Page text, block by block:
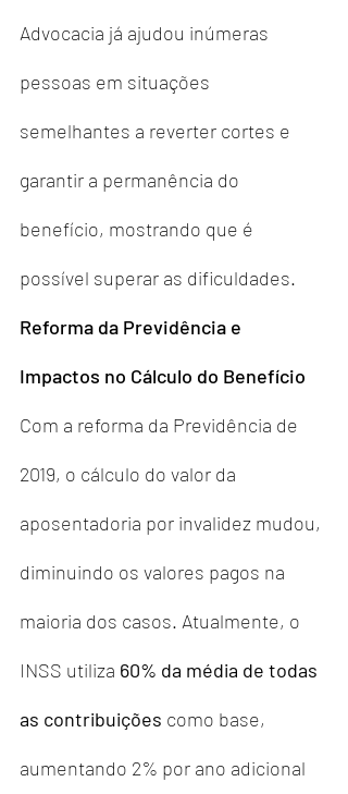
Advocacia já ajudou inúmeras
pessoas em situações
semelhantes a reverter cortes e
garantir a permanência do
benefício, mostrando que é
possível superar as dificuldades.
Reforma da Previdência e
Impactos no Cálculo do Benefício
Com a reforma da Previdência de
2019, o cálculo do valor da
aposentadoria por invalidez mudou,
diminuindo os valores pagos na
maioria dos casos. Atualmente, o
INSS utiliza 60% da média de todas
as contribuições como base,
aumentando 2% por ano adicional